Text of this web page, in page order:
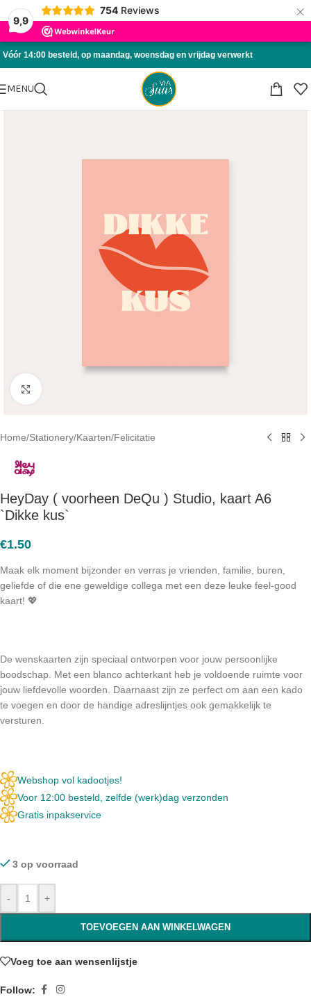
9,9
754 Reviews ×
Skip to navigation
Skip to main content
Vóór 14:00 besteld, op maandag, woensdag en vrijdag verwerkt
MENU
Home/Stationery/Kaarten/Felicitatie
HeyDay ( voorheen DeQu ) Studio, kaart A6
`Dikke kus`
€1.50
Maak elk moment bijzonder en verras je vrienden, familie, buren,
geliefde of die ene geweldige collega met een deze leuke feel-good
kaart! 💖
De wenskaarten zijn speciaal ontworpen voor jouw persoonlijke
boodschap. Met een blanco achterkant heb je voldoende ruimte voor
jouw liefdevolle woorden. Daarnaast zijn ze perfect om aan een kado
te voegen en door de handige adreslijntjes ook gemakkelijk te
versturen.
Webshop vol kadootjes!
Voor 12:00 besteld, zelfde (werk)dag verzonden
Gratis inpakservice
3 op voorraad
- +
TOEVOEGEN AAN WINKELWAGEN
Voeg toe aan wensenlijstje
Follow: